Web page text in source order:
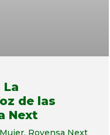
de las
Next
Rovensa Next